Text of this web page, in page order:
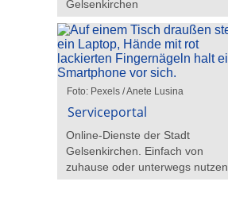
Gelsenkirchen
Foto: Pexels / Anete Lusina
Serviceportal
Online-Dienste der Stadt
Gelsenkirchen. Einfach von
zuhause oder unterwegs nutzen!